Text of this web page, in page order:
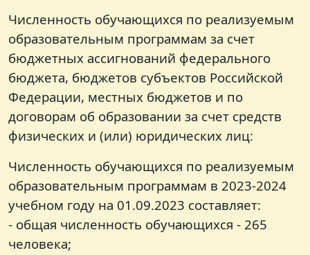
Численность обучающихся по реализуемым
образовательным программам за счет
бюджетных ассигнований федерального
бюджета, бюджетов субъектов Российской
Федерации, местных бюджетов и по
договорам об образовании за счет средств
физических и (или) юридических лиц:
Численность обучающихся по реализуемым
образовательным программам в 2023-2024
учебном году на 01.09.2023 составляет:
- общая численность обучающихся - 265
человека;